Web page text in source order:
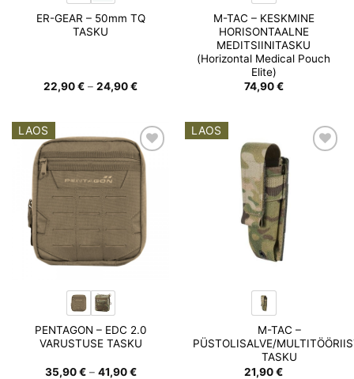
ER-GEAR – 50mm TQ
TASKU
22,90€ – 24,90€Hinnavahemik:
M-TAC – KESKMINE
HORISONTAALNE
MEDITSIINITASKU
(Horizontal Medical Pouch
Elite)
74,90€
LAOS
Add to
wishlist
PENTAGON – EDC 2.0
VARUSTUSE TASKU
35,90€ – 41,90€Hinnavahemik:
LAOS
M-TAC –
PÜSTOLISALVE/
TASKU
21,90€